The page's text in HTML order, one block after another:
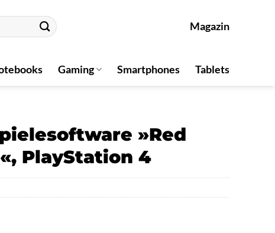
Magazin
Gaming Smartphones Tablets
»Red
PlayStation 4